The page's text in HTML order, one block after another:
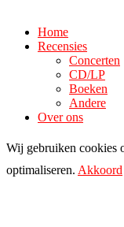
Home
Recensies
Concerten
CD/LP
Boeken
Andere
Over ons
Wij gebruiken cookies
optimaliseren. Akkoord